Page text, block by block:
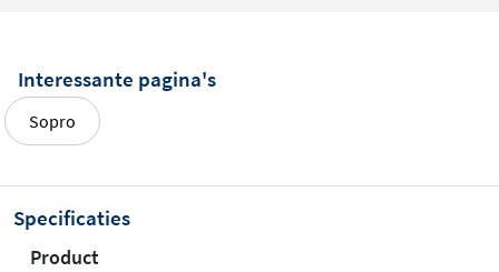
Interessante pagina's
Sopro
Specificaties
Product